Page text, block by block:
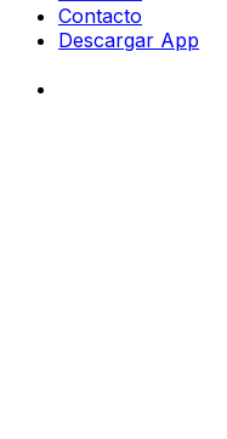
Contacto
Descargar App